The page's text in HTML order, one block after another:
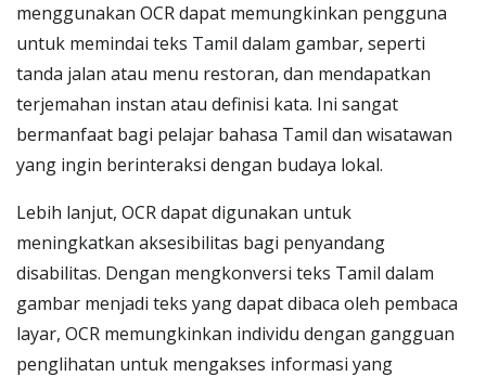
menggunakan OCR dapat memungkinkan pengguna
untuk memindai teks Tamil dalam gambar, seperti
tanda jalan atau menu restoran, dan mendapatkan
terjemahan instan atau definisi kata. Ini sangat
bermanfaat bagi pelajar bahasa Tamil dan wisatawan
yang ingin berinteraksi dengan budaya lokal.
Lebih lanjut, OCR dapat digunakan untuk
meningkatkan aksesibilitas bagi penyandang
disabilitas. Dengan mengkonversi teks Tamil dalam
gambar menjadi teks yang dapat dibaca oleh pembaca
layar, OCR memungkinkan individu dengan gangguan
penglihatan untuk mengakses informasi yang